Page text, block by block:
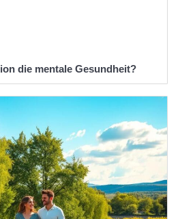
die mentale Gesundheit?